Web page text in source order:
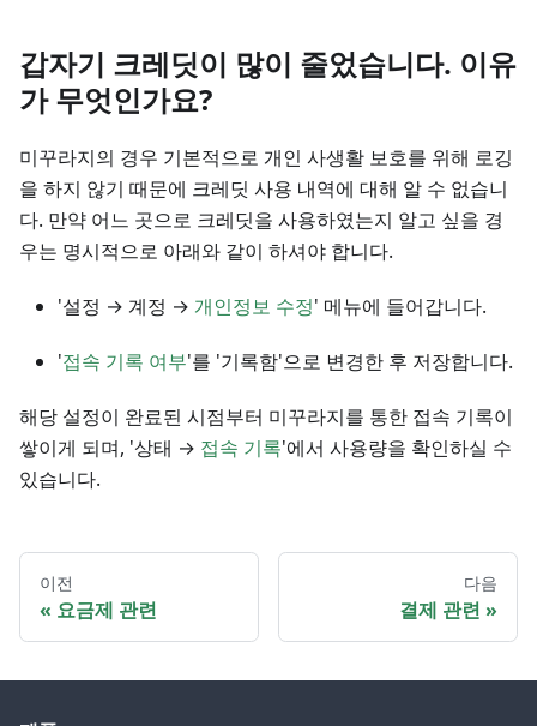
갑자기 크레딧이 많이 줄었습니다. 이유
가 무엇인가요?
미꾸라지의 경우 기본적으로 개인 사생활 보호를 위해 로깅
을 하지 않기 때문에 크레딧 사용 내역에 대해 알 수 없습니
다. 만약 어느 곳으로 크레딧을 사용하였는지 알고 싶을 경
우는 명시적으로 아래와 같이 하셔야 합니다.
'설정 → 계정 → 개인정보 수정' 메뉴에 들어갑니다.
'접속 기록 여부'를 '기록함'으로 변경한 후 저장합니다.
해당 설정이 완료된 시점부터 미꾸라지를 통한 접속 기록이
쌓이게 되며, '상태 → 접속 기록'에서 사용량을 확인하실 수
있습니다.
이전
요금제 관련
다음
결제 관련